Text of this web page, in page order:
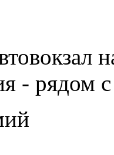
- рядом